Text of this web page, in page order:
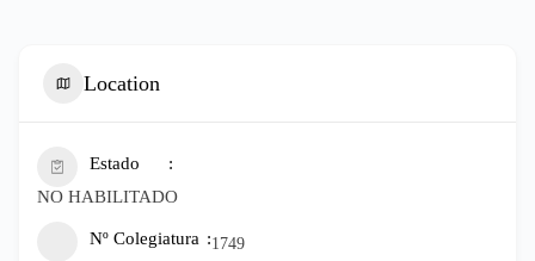
Location
Estado
NO HABILITADO
Nº Colegiatura 1749